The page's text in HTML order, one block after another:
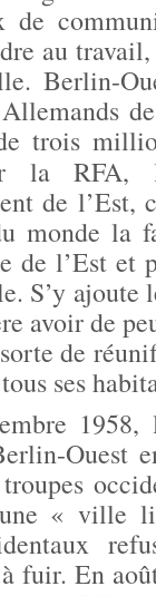
de
au
Berlin-
trois
la
de l’Est,
monde la
de l’Est et
S’y ajoute
avoir de
de
ses
1958,
Ouest
« ville
fuir. En